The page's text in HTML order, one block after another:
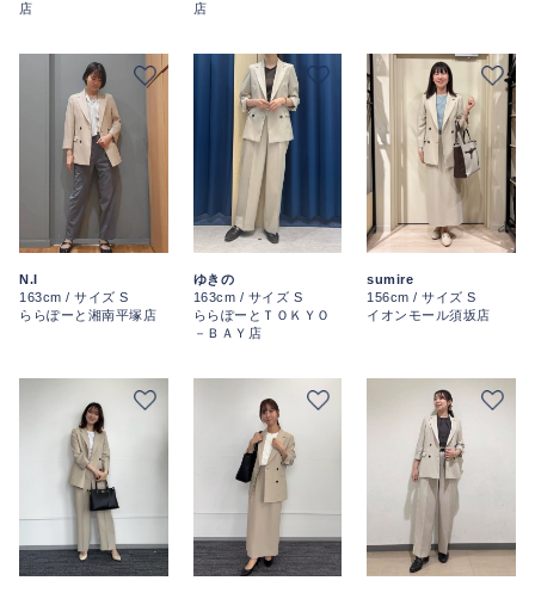
店
店
N.I
163cm / サイズ S
ららぽーと湘南平塚店
ゆきの
163cm / サイズ S
ららぽーとＴＯＫＹＯ
－ＢＡＹ店
sumire
156cm / サイズ S
イオンモール須坂店